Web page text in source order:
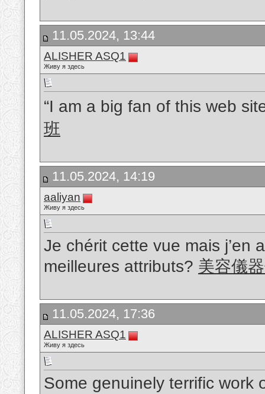
11.05.2024, 13:44
ALISHER ASQ1
Живу я здесь
“I am a big fan of this web
班
11.05.2024, 14:19
aaliyan
Живу я здесь
Je chérit cette vue mais j’en
meilleures attributs? 美容儀
11.05.2024, 17:36
ALISHER ASQ1
Живу я здесь
Some genuinely terrific work